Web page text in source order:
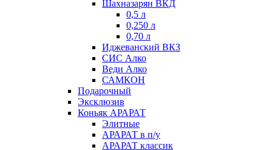
Шахназарян ВКД
0,5 л
0,250 л
0,70 л
Иджеванский ВКЗ
СИС Алко
Веди Алко
САМКОН
Подарочный
Эксклюзив
Коньяк АРАРАТ
Элитные
АРАРАТ в п/у
АРАРАТ классик